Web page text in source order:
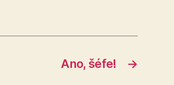
→
Ano, šéfe!